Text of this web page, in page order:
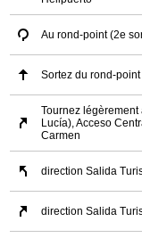
Au rond-point (2e
Sortez du rond-point
Tournez
Lucía), Acceso
Carmen
direction Salida
direction Salida